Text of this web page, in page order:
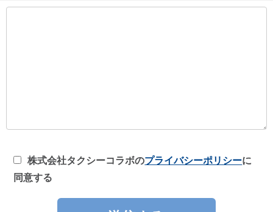
株式会社タクシーコラボのプライバシーポリシーに
同意する